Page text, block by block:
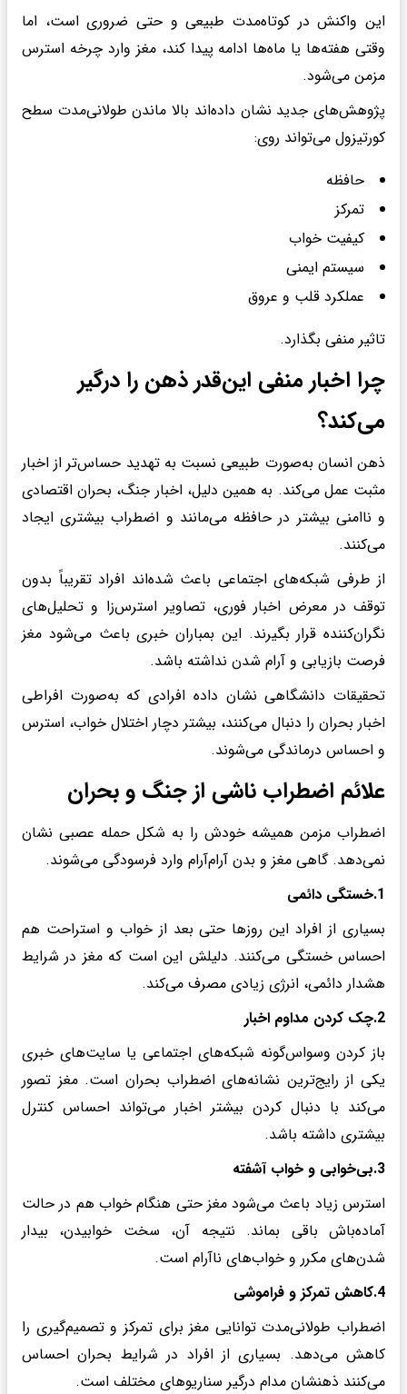
این واکنش در کوتاه‌مدت طبیعی و حتی ضروری است، اما
وقتی هفته‌ها یا ماه‌ها ادامه پیدا کند، مغز وارد چرخه استرس
مزمن می‌شود.
پژوهش‌های جدید نشان داده‌اند بالا ماندن طولانی‌مدت سطح
کورتیزول می‌تواند روی:
حافظه
تمرکز
کیفیت خواب
سیستم ایمنی
عملکرد قلب و عروق
تاثیر منفی بگذارد.
چرا اخبار منفی این‌قدر ذهن را درگیر
می‌کند؟
ذهن انسان به‌صورت طبیعی نسبت به تهدید حساس‌تر از اخبار
مثبت عمل می‌کند. به همین دلیل، اخبار جنگ، بحران اقتصادی
و ناامنی بیشتر در حافظه می‌مانند و اضطراب بیشتری ایجاد
می‌کنند.
از طرفی شبکه‌های اجتماعی باعث شده‌اند افراد تقریباً بدون
توقف در معرض اخبار فوری، تصاویر استرس‌زا و تحلیل‌های
نگران‌کننده قرار بگیرند. این بمباران خبری باعث می‌شود مغز
فرصت بازیابی و آرام شدن نداشته باشد.
تحقیقات دانشگاهی نشان داده افرادی که به‌صورت افراطی
اخبار بحران را دنبال می‌کنند، بیشتر دچار اختلال خواب، استرس
و احساس درماندگی می‌شوند.
علائم اضطراب ناشی از جنگ و بحران
اضطراب مزمن همیشه خودش را به شکل حمله عصبی نشان
نمی‌دهد. گاهی مغز و بدن آرام‌آرام وارد فرسودگی می‌شوند.
1.خستگی دائمی
بسیاری از افراد این روزها حتی بعد از خواب و استراحت هم
احساس خستگی می‌کنند. دلیلش این است که مغز در شرایط
هشدار دائمی، انرژی زیادی مصرف می‌کند.
2.چک کردن مداوم اخبار
باز کردن وسواس‌گونه شبکه‌های اجتماعی یا سایت‌های خبری
یکی از رایج‌ترین نشانه‌های اضطراب بحران است. مغز تصور
می‌کند با دنبال کردن بیشتر اخبار می‌تواند احساس کنترل
بیشتری داشته باشد.
3.بی‌خوابی و خواب آشفته
استرس زیاد باعث می‌شود مغز حتی هنگام خواب هم در حالت
آماده‌باش باقی بماند. نتیجه آن، سخت خوابیدن، بیدار
شدن‌های مکرر و خواب‌های ناآرام است.
4.کاهش تمرکز و فراموشی
اضطراب طولانی‌مدت توانایی مغز برای تمرکز و تصمیم‌گیری را
کاهش می‌دهد. بسیاری از افراد در شرایط بحران احساس
می‌کنند ذهنشان مدام درگیر سناریوهای مختلف است.